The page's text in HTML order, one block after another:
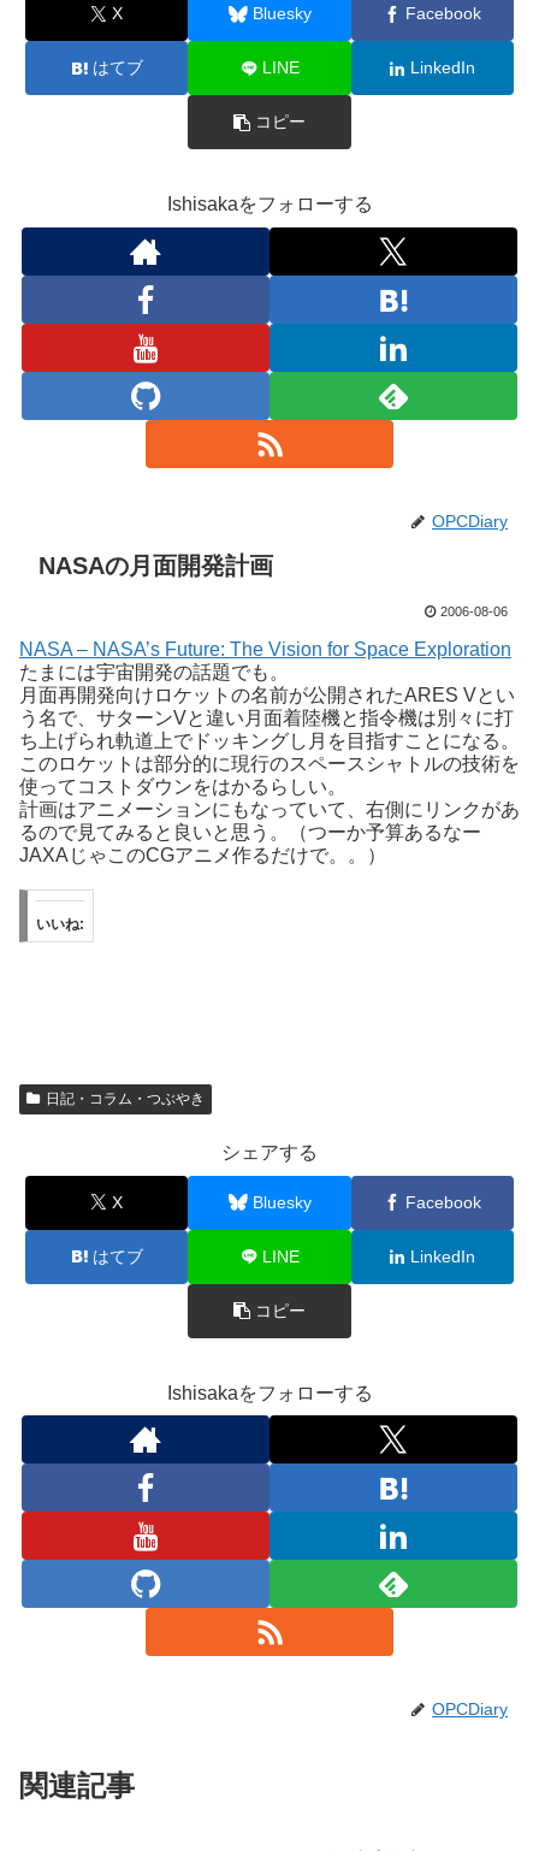
X Bluesky Facebook
はてブ LINE LinkedIn
コピー
Ishisakaをフォローする
OPCDiary
NASAの月面開発計画
2006-08-06
NASA – NASA’s Future: The Vision for Space Exploration
たまには宇宙開発の話題でも。
月面再開発向けロケットの名前が公開されたARES Vとい
う名で、サターンVと違い月面着陸機と指令機は別々に打
ち上げられ軌道上でドッキングし月を目指すことになる。
このロケットは部分的に現行のスペースシャトルの技術を
使ってコストダウンをはかるらしい。
計画はアニメーションにもなっていて、右側にリンクがあ
るので見てみると良いと思う。（つーか予算あるなー
JAXAじゃこのCGアニメ作るだけで。。）
いいね:
日記・コラム・つぶやき
シェアする
X Bluesky Facebook
はてブ LINE LinkedIn
コピー
Ishisakaをフォローする
OPCDiary
関連記事